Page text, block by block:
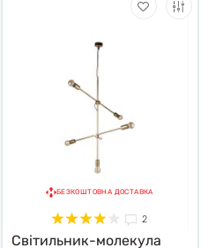
БЕЗКОШТОВНА ДОСТАВКА
2
Світильник-молекула